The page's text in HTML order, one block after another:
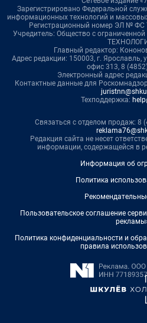
Зарегистрировано Федеральной
информационных технологий и
Регистрационный номер ЭЛ № ФС
Учредитель: Общество с
Главный редактор:
Адрес редакции: 150003, г. Ярославль,
офис 313, 8
Электронный адрес
Контактные данные для
Техподдержка:
Связаться с отделом продаж: 8
Редакция сайта не несет
информации, содержащейся в
Информация об
Политика
Пользовательское соглашение
Политика конфиденциальности и
правила